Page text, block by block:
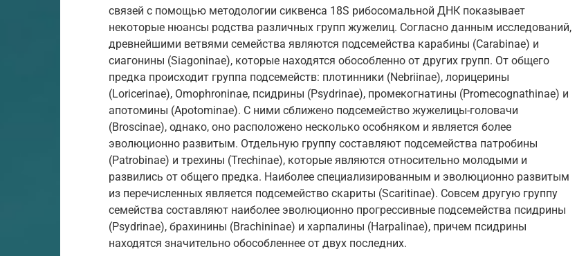
связей с помощью методологии сиквенса 18S рибосомальной ДНК показывает
некоторые нюансы родства различных групп жужелиц. Согласно данным исследований,
древнейшими ветвями семейства являются подсемейства карабины (Carabinae) и
сиагонины (Siagoninae), которые находятся обособленно от других групп. От общего
предка происходит группа подсемейств: плотинники (Nebriinae), лорицерины
(Loricerinae), Omophroninae, псидрины (Psydrinae), промекогнатины (Promecognathinae) и
апотомины (Apotominae). С ними сближено подсемейство жужелицы-головачи
(Broscinae), однако, оно расположено несколько особняком и является более
эволюционно развитым. Отдельную группу составляют подсемейства патробины
(Patrobinae) и трехины (Trechinae), которые являются относительно молодыми и
развились от общего предка. Наиболее специализированным и эволюционно развитым
из перечисленных является подсемейство скариты (Scaritinae). Совсем другую группу
семейства составляют наиболее эволюционно прогрессивные подсемейства псидрины
(Psydrinae), брахинины (Brachininae) и харпалины (Harpalinae), причем псидрины
находятся значительно обособленнее от двух последних.